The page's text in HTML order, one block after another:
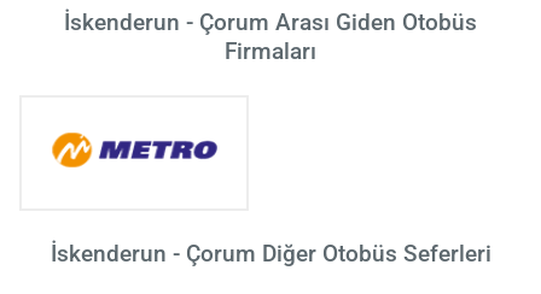
İskenderun - Çorum Arası Giden Otobüs
Firmaları
İskenderun - Çorum Diğer Otobüs Seferleri